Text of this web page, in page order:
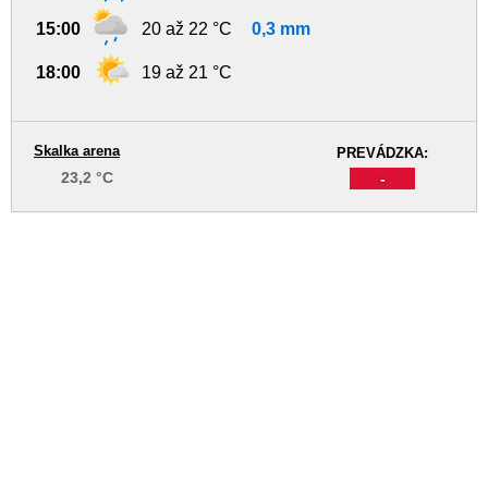
15:00 20 až 22 °C 0,3 mm
18:00 19 až 21 °C
PREVÁDZKA:
-
Skalka arena
23,2 °C